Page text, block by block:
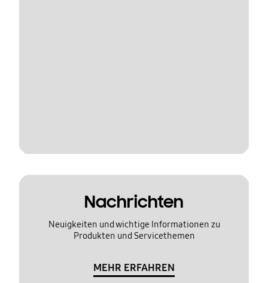
Nachrichten
Neuigkeiten und wichtige Informationen zu
Produkten und Servicethemen
MEHR ERFAHREN